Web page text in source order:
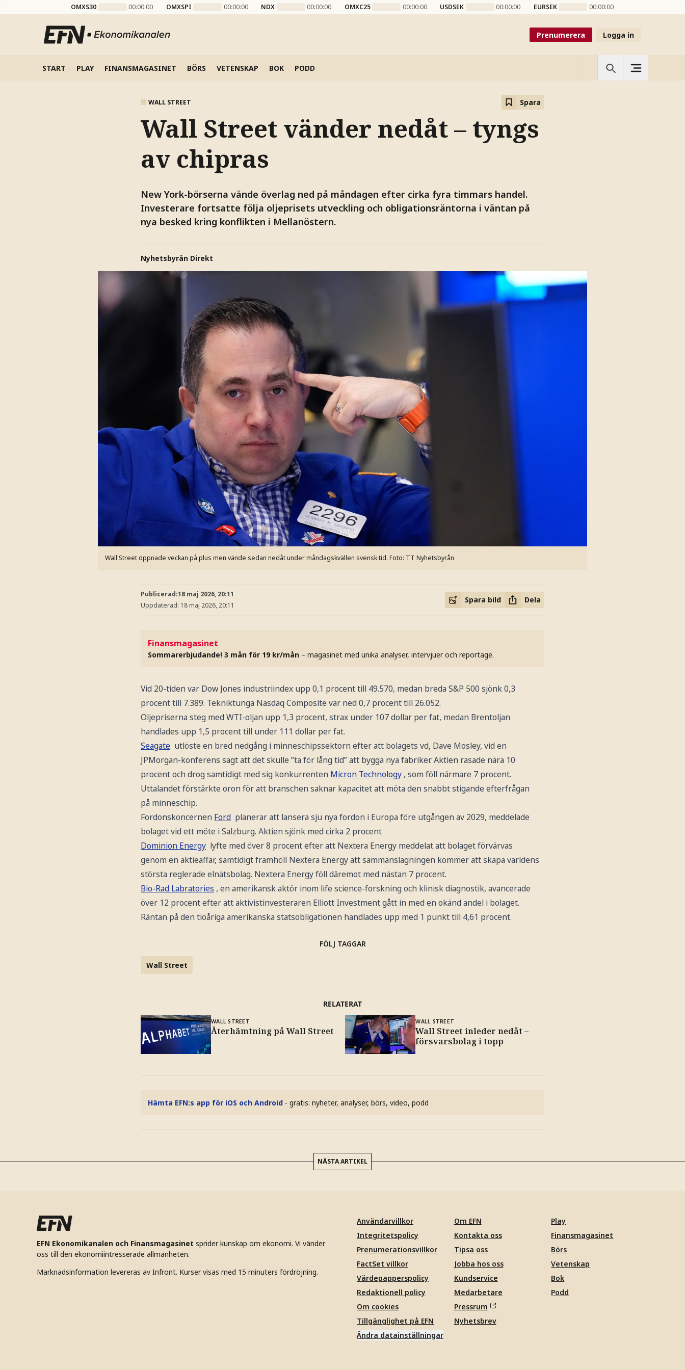
OMXS30 00:00:00 OMXSPI 00:00:00 NDX 00:00:00 OMXC25 00:00:00 USDSEK 00:00:00 EURSEK 00:00:00
Prenumerera Logga in
START PLAY FINANSMAGASINET BÖRS VETENSKAP BOK PODD
WALL STREET Spara
Wall Street vänder nedåt – tyngs
av chipras
New York-börserna vände överlag ned på måndagen efter cirka fyra timmars handel.
Investerare fortsatte följa oljeprisets utveckling och obligationsräntorna i väntan på
nya besked kring konflikten i Mellanöstern.
Nyhetsbyrån Direkt
Wall Street öppnade veckan på plus men vände sedan nedåt under måndagskvällen svensk tid. Foto: TT Nyhetsbyrån
Publicerad:18 maj 2026, 20:11
Uppdaterad: 18 maj 2026, 20:11
Spara bild Dela
Finansmagasinet
Sommarerbjudande! 3 mån för 19 kr/mån – magasinet med unika analyser, intervjuer och reportage.
Vid 20-tiden var Dow Jones industriindex upp 0,1 procent till 49.570, medan breda S&P 500 sjönk 0,3
procent till 7.389. Tekniktunga Nasdaq Composite var ned 0,7 procent till 26.052.
Oljepriserna steg med WTI-oljan upp 1,3 procent, strax under 107 dollar per fat, medan Brentoljan
handlades upp 1,5 procent till under 111 dollar per fat.
Seagate utlöste en bred nedgång i minneschipssektorn efter att bolagets vd, Dave Mosley, vid en
JPMorgan-konferens sagt att det skulle ”ta för lång tid” att bygga nya fabriker. Aktien rasade nära 10
procent och drog samtidigt med sig konkurrenten Micron Technology , som föll närmare 7 procent.
Uttalandet förstärkte oron för att branschen saknar kapacitet att möta den snabbt stigande efterfrågan
på minneschip.
Fordonskoncernen Ford planerar att lansera sju nya fordon i Europa före utgången av 2029, meddelade
bolaget vid ett möte i Salzburg. Aktien sjönk med cirka 2 procent
Dominion Energy lyfte med över 8 procent efter att Nextera Energy meddelat att bolaget förvärvas
genom en aktieaffär, samtidigt framhöll Nextera Energy att sammanslagningen kommer att skapa världens
största reglerade elnätsbolag. Nextera Energy föll däremot med nästan 7 procent.
Bio-Rad Labratories , en amerikansk aktör inom life science-forskning och klinisk diagnostik, avancerade
över 12 procent efter att aktivistinvesteraren Elliott Investment gått in med en okänd andel i bolaget.
Räntan på den tioåriga amerikanska statsobligationen handlades upp med 1 punkt till 4,61 procent.
FÖLJ TAGGAR
Wall Street
RELATERAT
WALL STREET
Återhämtning på Wall Street
WALL STREET
Wall Street inleder nedåt –
försvarsbolag i topp
Hämta EFN:s app för iOS och Android - gratis: nyheter, analyser, börs, video, podd
NÄSTA ARTIKEL
EFN Ekonomikanalen och Finansmagasinet sprider kunskap om ekonomi. Vi vänder
oss till den ekonomiintresserade allmänheten.
Marknadsinformation levereras av Infront. Kurser visas med 15 minuters fördröjning.
Användarvillkor
Integritetspolicy
Prenumerationsvillkor
FactSet villkor
Värdepapperspolicy
Redaktionell policy
Om cookies
Tillgänglighet på EFN
Ändra datainställningar
Om EFN
Kontakta oss
Tipsa oss
Jobba hos oss
Kundservice
Medarbetare
Pressrum
Nyhetsbrev
Play
Finansmagasinet
Börs
Vetenskap
Bok
Podd